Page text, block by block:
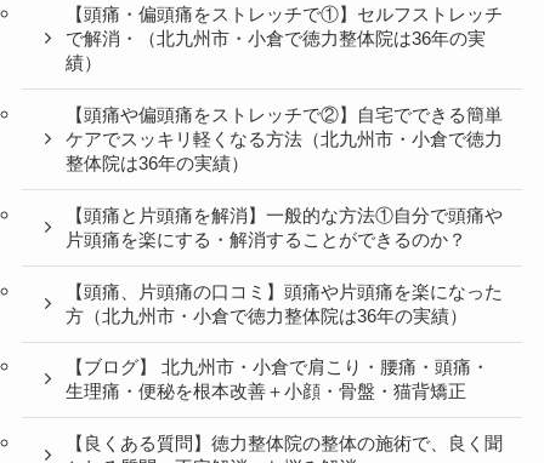
【頭痛・偏頭痛をストレッチで①】セルフストレッチ
で解消・（北九州市・小倉で徳力整体院は36年の実
績）
【頭痛や偏頭痛をストレッチで②】自宅でできる簡単
ケアでスッキリ軽くなる方法（北九州市・小倉で徳力
整体院は36年の実績）
【頭痛と片頭痛を解消】一般的な方法①自分で頭痛や
片頭痛を楽にする・解消することができるのか？
【頭痛、片頭痛の口コミ】頭痛や片頭痛を楽になった
方（北九州市・小倉で徳力整体院は36年の実績）
【ブログ】 北九州市・小倉で肩こり・腰痛・頭痛・
生理痛・便秘を根本改善＋小顔・骨盤・猫背矯正
【良くある質問】徳力整体院の整体の施術で、良く聞